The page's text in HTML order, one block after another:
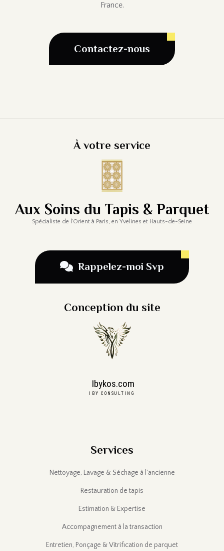
France.
Contactez-nous
À votre service
Aux Soins du Tapis & Parquet
Spécialiste de l'Orient à Paris, en Yvelines et Hauts-de-Seine
Rappelez-moi Svp
Conception du site
Ibykos.com
IBY CONSULTING
Services
Nettoyage, Lavage & Séchage à l'ancienne
Restauration de tapis
Estimation & Expertise
Accompagnement à la transaction
Entretien, Ponçage & Vitrification de parquet